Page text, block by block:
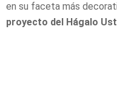
en su faceta más
proyecto del Hágalo